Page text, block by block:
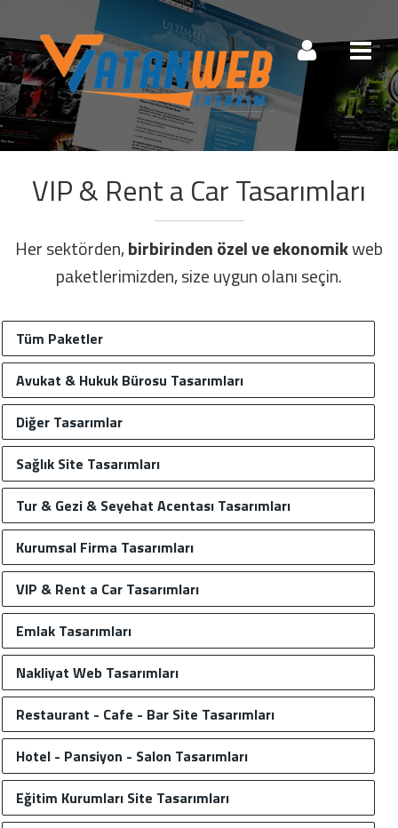
VIP & Rent a Car Tasarımları
Her sektörden,birbirinden özel ve ekonomikweb
paketlerimizden, size uygun olanı seçin.
Tüm Paketler
Avukat & Hukuk Bürosu Tasarımları
Diğer Tasarımlar
Sağlık Site Tasarımları
Tur & Gezi & Seyehat Acentası Tasarımları
Kurumsal Firma Tasarımları
VIP & Rent a Car Tasarımları
Emlak Tasarımları
Nakliyat Web Tasarımları
Restaurant - Cafe - Bar Site Tasarımları
Hotel - Pansiyon - Salon Tasarımları
Eğitim Kurumları Site Tasarımları
Müşteri Paneli
Beni Hatırla Şifremi Unuttum!
Giriş Yap